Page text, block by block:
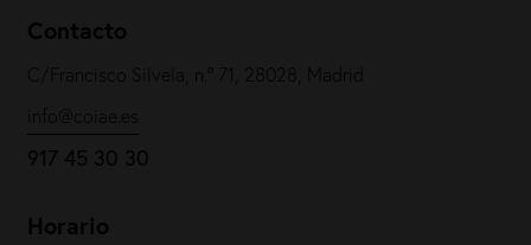
Contacto
C/Francisco Silvela, n.º 71, 28028, Madrid
917 45 30 30
Horario